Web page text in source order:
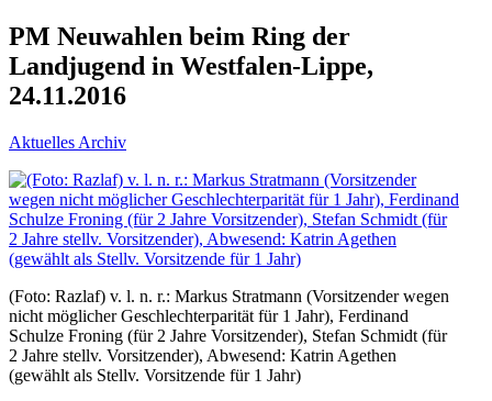
PM Neuwahlen beim Ring der
Landjugend in Westfalen-Lippe,
24.11.2016
Aktuelles Archiv
(Foto: Razlaf) v. l. n. r.: Markus Stratmann (Vorsitzender wegen
nicht möglicher Geschlechterparität für 1 Jahr), Ferdinand
Schulze Froning (für 2 Jahre Vorsitzender), Stefan Schmidt (für
2 Jahre stellv. Vorsitzender), Abwesend: Katrin Agethen
(gewählt als Stellv. Vorsitzende für 1 Jahr)